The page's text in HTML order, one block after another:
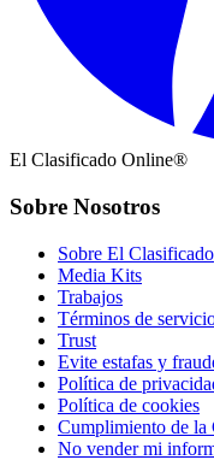
El Clasificado Online®
Sobre Nosotros
Sobre El Clasificado
Media Kits
Trabajos
Términos de
Trust
Evite estafas y
Política de
Política de cookies
Cumplimiento de la
No vender mi